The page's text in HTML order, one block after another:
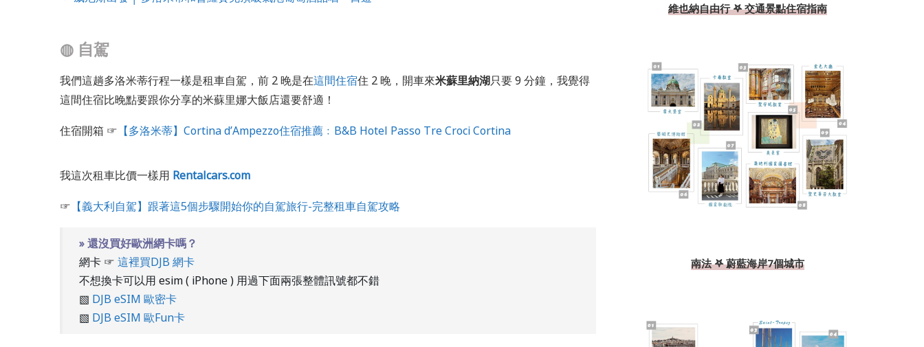
◍ 自駕
我們這趟多洛米蒂行程一樣是租車自駕，前 2 晚是在這間住宿住 2 晚，開車來米蘇里納湖只要 9 分鐘，我覺得
這間住宿比晚點要跟你分享的米蘇里娜大飯店還要舒適！
住宿開箱 ☞ 【多洛米蒂】Cortina d’Ampezzo住宿推薦﹕B&B Hotel Passo Tre Croci Cortina
我這次租車比價一樣用 Rentalcars.com
☞ 【義大利自駕】跟著這5個步驟開始你的自駕旅行-完整租車自駕攻略
» 還沒買好歐洲網卡嗎？
網卡 ☞ 這裡買DJB 網卡
不想換卡可以用 esim ( iPhone ) 用過下面兩張整體訊號都不錯
▧ DJB eSIM 歐密卡
▧ DJB eSIM 歐Fun卡
維也納自由行 𖤐 交通景點住宿指南
南法 𖤐 蔚藍海岸7個城市